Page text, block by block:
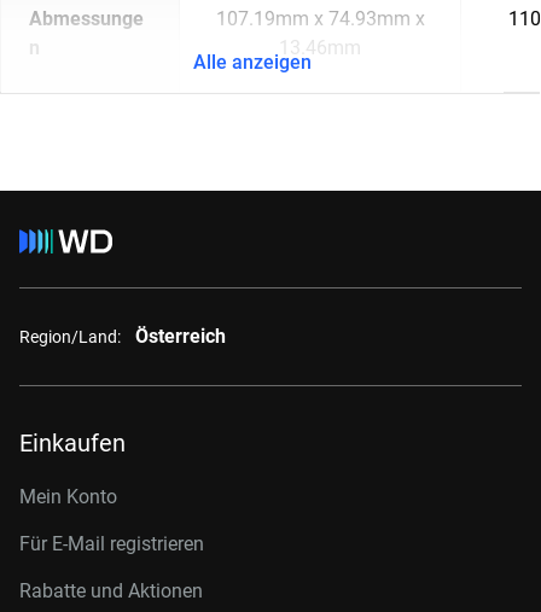
Abmessunge
n
107.19mm x 74.93mm x
13.46mm
Alle anzeigen
Region/Land: Österreich
Einkaufen
Mein Konto
Für E-Mail registrieren
Rabatte und Aktionen